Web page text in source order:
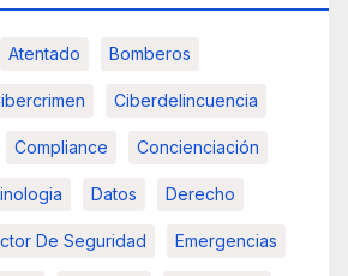
Atentado Bomberos
Ciberdelincuencia
Compliance Concienciación
Datos Derecho
De Seguridad Emergencias